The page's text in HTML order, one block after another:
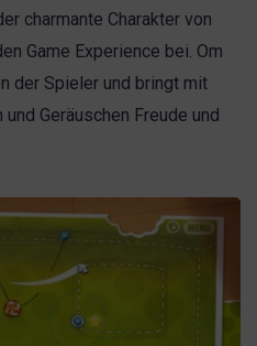
charmante Charakter von
Game Experience bei. Om
der Spieler und bringt mit
Geräuschen Freude und